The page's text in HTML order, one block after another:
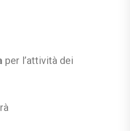
per l’attività dei